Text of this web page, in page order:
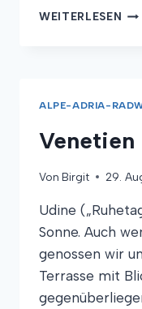
WEITERLESEN
ALPE-ADRIA-
Venetien
Von Birgit 29.
Udine
Sonne. Auch
genossen wir
Terrasse mit